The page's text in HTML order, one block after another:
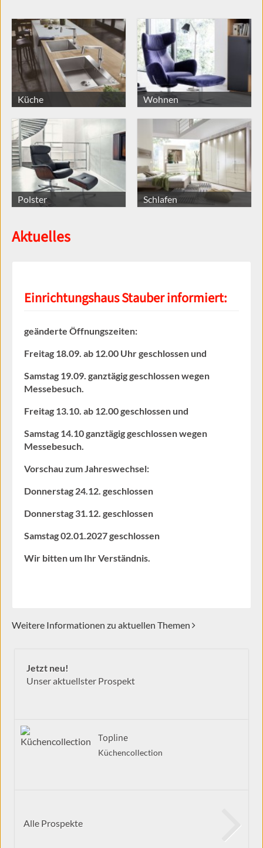
Küche Wohnen
Polster Schlafen
Aktuelles
Einrichtungshaus Stauber informiert:
geänderte Öffnungszeiten:
Freitag 18.09. ab 12.00 Uhr geschlossen und
Samstag 19.09. ganztägig geschlossen wegen
Messebesuch.
Freitag 13.10. ab 12.00 geschlossen und
Samstag 14.10 ganztägig geschlossen wegen
Messebesuch.
Vorschau zum Jahreswechsel:
Donnerstag 24.12. geschlossen
Donnerstag 31.12. geschlossen
Samstag 02.01.2027 geschlossen
Wir bitten um Ihr Verständnis.
Weitere Informationen zu aktuellen Themen
Jetzt neu!
Unser aktuellster Prospekt
Topline
Küchencollection
Alle Prospekte